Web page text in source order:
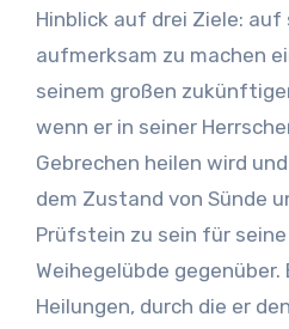
Hinblick auf drei Ziele:
aufmerksam zu machen
seinem großen
wenn er in seiner
Gebrechen heilen wird
dem Zustand von Sünde
Prüfstein zu sein für seine
Weihegelübde gegenüber.
Heilungen, durch die er